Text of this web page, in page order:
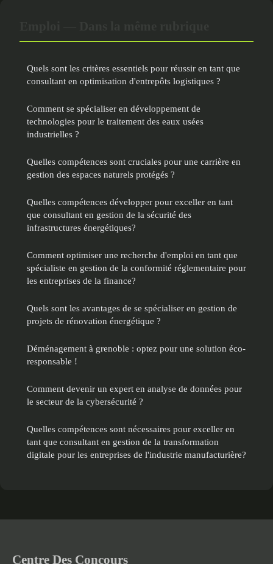
Quels sont les critères essentiels pour réussir en tant que
consultant en optimisation d'entrepôts logistiques ?
Comment se spécialiser en développement de
technologies pour le traitement des eaux usées
industrielles ?
Quelles compétences sont cruciales pour une carrière en
gestion des espaces naturels protégés ?
Quelles compétences développer pour exceller en tant
que consultant en gestion de la sécurité des
infrastructures énergétiques?
Comment optimiser une recherche d'emploi en tant que
spécialiste en gestion de la conformité réglementaire pour
les entreprises de la finance?
Quels sont les avantages de se spécialiser en gestion de
projets de rénovation énergétique ?
Déménagement à grenoble : optez pour une solution éco-
responsable !
Comment devenir un expert en analyse de données pour
le secteur de la cybersécurité ?
Quelles compétences sont nécessaires pour exceller en
tant que consultant en gestion de la transformation
digitale pour les entreprises de l'industrie manufacturière?
Centre Des Concours